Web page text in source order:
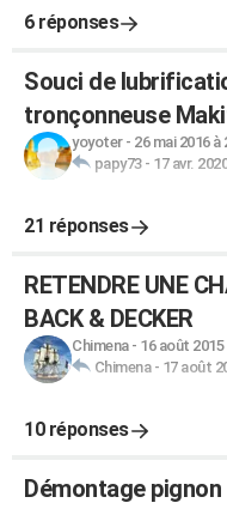
6 réponses
Souci de
tronçonneuse
yoyoter- 26 mai 2016 à
papy73- 17 avr.
21 réponses
RETENDRE UNE
BACK & DECKER
Chimena- 16 août 2015
Chimena- 17 août
10 réponses
Démontage